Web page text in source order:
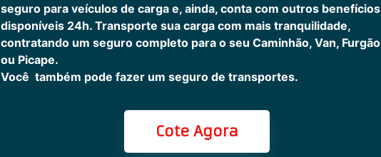
seguro para veículos de carga e, ainda, conta com outros benefícios
disponíveis 24h. Transporte sua carga com mais tranquilidade,
contratando um seguro completo para o seu Caminhão, Van, Furgão
ou Picape.
Você também pode fazer um seguro de transportes.
Cote Agora